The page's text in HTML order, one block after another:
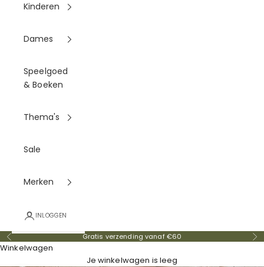
Kinderen
Dames
Speelgoed
& Boeken
Thema's
Sale
Merken
INLOGGEN
Vorige Gratis verzending vanaf €60
Winkelwagen
Je winkelwagen is leeg